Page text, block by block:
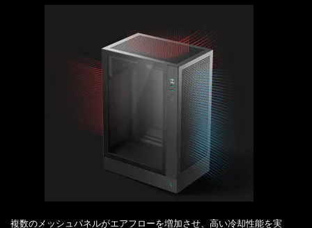
複数のメッシュパネルがエアフローを増加させ、高い冷却性能を実